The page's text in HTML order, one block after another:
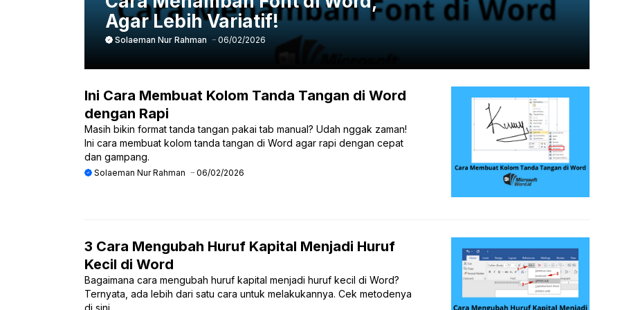
Agar Lebih Variatif!
Solaeman Nur Rahman 06/02/2026
Ini Cara Membuat Kolom Tanda Tangan di Word
dengan Rapi
Masih bikin format tanda tangan pakai tab manual? Udah nggak zaman!
Ini cara membuat kolom tanda tangan di Word agar rapi dengan cepat
dan gampang.
Solaeman Nur Rahman 06/02/2026
3 Cara Mengubah Huruf Kapital Menjadi Huruf
Kecil di Word
Bagaimana cara mengubah huruf kapital menjadi huruf kecil di Word?
Ternyata, ada lebih dari satu cara untuk melakukannya. Cek metodenya
di sini.